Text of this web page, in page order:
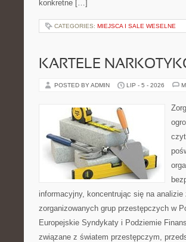
konkretne […]
CATEGORIES: MIEJSCA I SALE WESELNE
KARTELE
POSTED BY ADMIN LIP - 5 - 2026
informacyjny, koncentrując się na
zorganizowanych grup przestępczych w
Europejskie Syndykaty i Podziemie
związane z światem przestępczym,